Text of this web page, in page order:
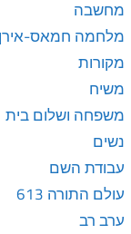
מחשבה
מלחמה חמאס-אירן
מקורות
משיח
משפחה ושלום בית
נשים
עבודת השם
עולם התורה 613
ערב רב